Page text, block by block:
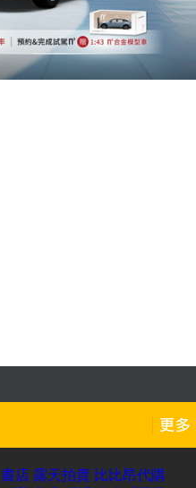
書店 露天拍賣 比比昂代購